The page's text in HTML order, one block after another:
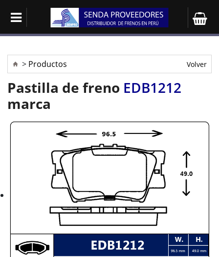
> Productos Volver
Pastilla de freno EDB1212
marca
Instalar App